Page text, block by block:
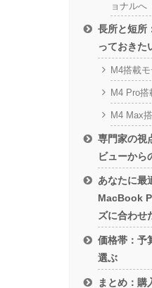
ョナルへ
長所と短所
っておきた
M4搭載
M4 Pro搭
M4 Max
専門家の視
ビューから
あなたに最
MacBook
ズに合わせ
価格帯：予
選ぶ
まとめ：購